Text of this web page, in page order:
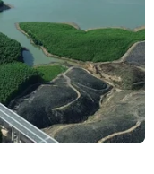
vọng tình hình kinh
2019, trong đó có
tình hình kinh